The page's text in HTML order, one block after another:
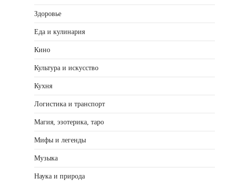
Здоровье
Еда и кулинария
Кино
Культура и искусство
Кухня
Логистика и транспорт
Магия, эзотерика, таро
Мифы и легенды
Музыка
Наука и природа